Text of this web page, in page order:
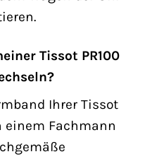
Tissot PR100
Ihrer Tissot
einem Fachmann